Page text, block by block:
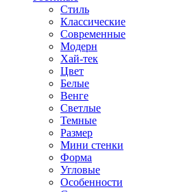
Стиль
Классические
Современные
Модерн
Хай-тек
Цвет
Белые
Венге
Светлые
Темные
Размер
Мини стенки
Форма
Угловые
Особенности